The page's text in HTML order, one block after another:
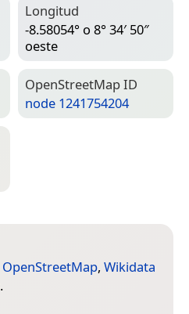
Longitud
-8.58054° o 8° 34′ 50″
oeste
Open­Street­Map ID
node 1241754204
OpenStreetMap, Wikidata
.